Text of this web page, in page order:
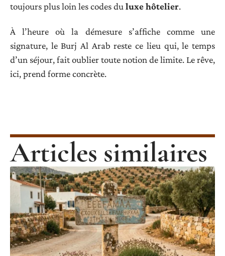
toujours plus loin les codes du luxe hôtelier.
À l’heure où la démesure s’affiche comme une
signature, le Burj Al Arab reste ce lieu qui, le temps
d’un séjour, fait oublier toute notion de limite. Le rêve,
ici, prend forme concrète.
Articles similaires